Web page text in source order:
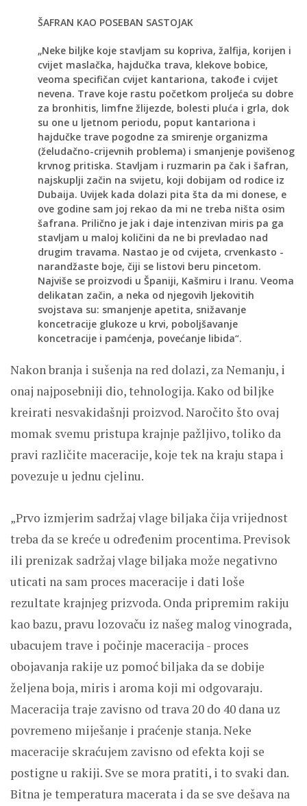
ŠAFRAN KAO POSEBAN SASTOJAK
„Neke biljke koje stavljam su kopriva, žalfija, korijen i
cvijet maslačka, hajdučka trava, klekove bobice,
veoma specifičan cvijet kantariona, takođe i cvijet
nevena. Trave koje rastu početkom proljeća su dobre
za bronhitis, limfne žlijezde, bolesti pluća i grla, dok
su one u ljetnom periodu, poput kantariona i
hajdučke trave pogodne za smirenje organizma
(želudačno-crijevnih problema) i smanjenje povišenog
krvnog pritiska. Stavljam i ruzmarin pa čak i šafran,
najskuplji začin na svijetu, koji dobijam od rodice iz
Dubaija. Uvijek kada dolazi pita šta da mi donese, e
ove godine sam joj rekao da mi ne treba ništa osim
šafrana. Prilično je jak i daje intenzivan miris pa ga
stavljam u maloj količini da ne bi prevladao nad
drugim travama. Nastao je od cvijeta, crvenkasto -
narandžaste boje, čiji se listovi beru pincetom.
Najviše se proizvodi u Španiji, Kašmiru i Iranu. Veoma
delikatan začin, a neka od njegovih ljekovitih
svojstava su: smanjenje apetita, snižavanje
koncetracije glukoze u krvi, poboljšavanje
koncetracije i pamćenja, povećanje libida“.
Nakon branja i sušenja na red dolazi, za Nemanju, i
onaj najposebniji dio, tehnologija. Kako od biljke
kreirati nesvakidašnji proizvod. Naročito što ovaj
momak svemu pristupa krajnje pažljivo, toliko da
pravi različite maceracije, koje tek na kraju stapa i
povezuje u jednu cjelinu.
„Prvo izmjerim sadržaj vlage biljaka čija vrijednost
treba da se kreće u određenim procentima. Previsok
ili prenizak sadržaj vlage biljaka može negativno
uticati na sam proces maceracije i dati loše
rezultate krajnjeg prizvoda. Onda pripremim rakiju
kao bazu, pravu lozovaču iz našeg malog vinograda,
ubacujem trave i počinje maceracija - proces
obojavanja rakije uz pomoć biljaka da se dobije
željena boja, miris i aroma koji mi odgovaraju.
Maceracija traje zavisno od trava 20 do 40 dana uz
povremeno miješanje i praćenje stanja. Neke
maceracije skraćujem zavisno od efekta koji se
postigne u rakiji. Sve se mora pratiti, i to svaki dan.
Bitna je temperatura macerata i da se sve dešava na